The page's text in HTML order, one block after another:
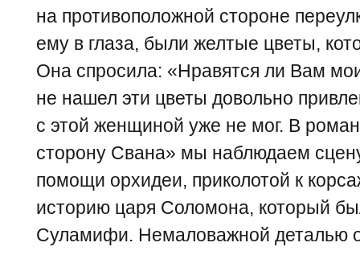
на противоположной стороне
ему в глаза, были желтые цветы,
Она спросила: «Нравятся ли Вам
не нашел эти цветы довольно
с этой женщиной уже не мог. В
сторону Свана» мы наблюдаем
помощи орхидеи, приколотой к
историю царя Соломона, который
Суламифи. Немаловажной деталью